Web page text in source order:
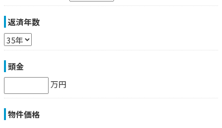
返済年数
頭金
万円
物件価格